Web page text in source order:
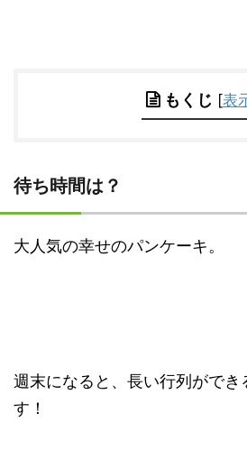
もくじ [表
待ち時間は？
大人気の幸せのパンケーキ。
週末になると、長い行列ができ
す！